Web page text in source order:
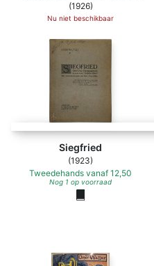
(1926)
Nu niet beschikbaar
Siegfried
(1923)
Tweedehands vanaf 12,50
Nog 1 op voorraad